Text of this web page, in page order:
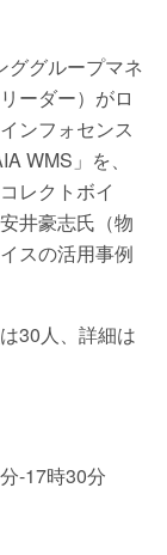
ググループマネ
ーダー）がロ
ンフォセンス
WMS」を、
レクトボイ
井豪志氏（物
スの活用事例
30人、詳細は
-17時30分